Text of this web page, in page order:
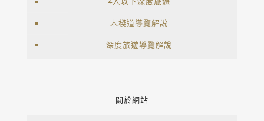
木棧道導覽解說
深度旅遊導覽解說
關於網站